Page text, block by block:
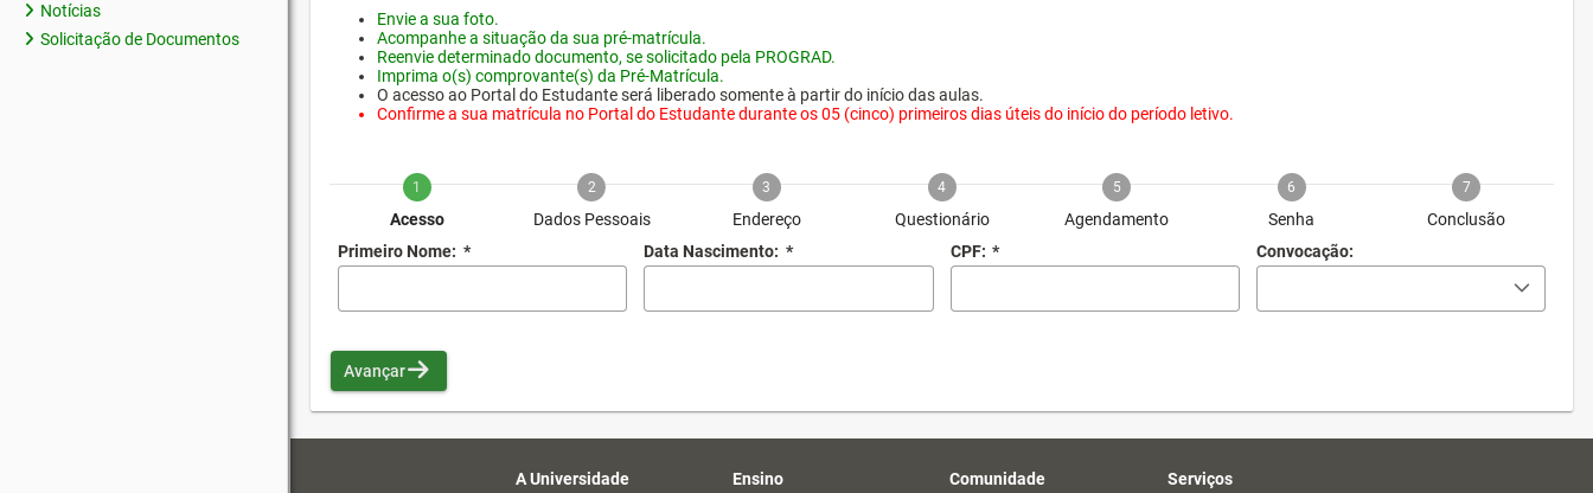
Notícias
Solicitação de Documentos
Envie a sua foto.
Acompanhe a situação da sua pré-matrícula.
Reenvie determinado documento, se solicitado pela PROGRAD.
Imprima o(s) comprovante(s) da Pré-Matrícula.
O acesso ao Portal do Estudante será liberado somente à partir do início das aulas.
Confirme a sua matrícula no Portal do Estudante durante os 05 (cinco) primeiros dias úteis do início do período letivo.
1
Acesso
2
Dados Pessoais
3
Endereço
4
Questionário
5
Agendamento
6
Senha
7
Conclusão
Primeiro Nome: * Data Nascimento: * CPF: * Convocação:
Avançar
A Universidade Ensino Comunidade Serviços